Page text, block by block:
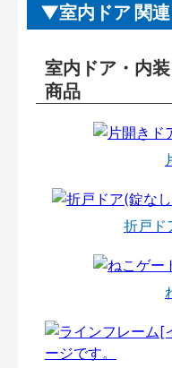
室内ドア 関
室内ドア・内
商品
折戸ド